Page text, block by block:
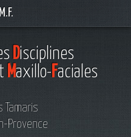
Disciplines
Maxillo-Faciales
Tamaris
Provence